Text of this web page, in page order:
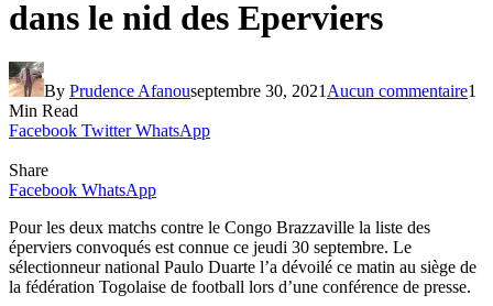
dans le nid des Eperviers
By Prudence Afanouseptembre 30, 2021 Aucun commentaire1
Min Read
Facebook Twitter WhatsApp
Share
Facebook WhatsApp
Pour les deux matchs contre le Congo Brazzaville la liste des
éperviers convoqués est connue ce jeudi 30 septembre. Le
sélectionneur national Paulo Duarte l’a dévoilé ce matin au siège de
la fédération Togolaise de football lors d’une conférence de presse.